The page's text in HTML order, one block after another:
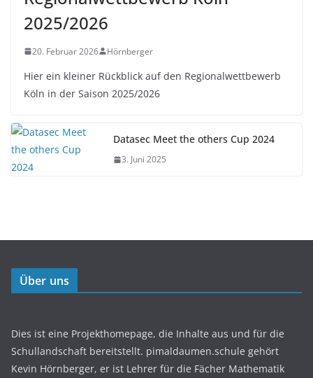
2025/2026
20. Februar 2026 Hörnberger
Hier ein kleiner Rückblick auf den Regionalwettbewerb
Köln in der Saison 2025/2026
Datasec Meet the others Cup 2024
3. Juni 2025
Über uns
Dies ist eine Projekthomepage, die Inhalte aus und für die
Schullandschaft bereitstellt. pimaldaumen.schule gehört
Kevin Hörnberger, er ist Lehrer für die Fächer Mathematik